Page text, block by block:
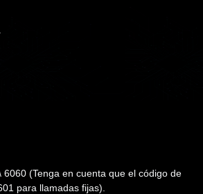
6060 (Tenga en cuenta que el código de
para llamadas fijas).